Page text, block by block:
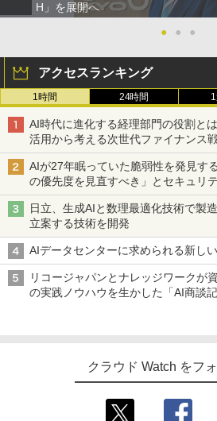
H」を展開へ
●
● ●
アクセスランキング
1時間 24時間
AI時代に進化する経理部門の役割と
活用から考える次世代ファイナンス
AIが27年眠っていた脆弱性を発見
の優先度を見直すべき」とセキュリ
日立、生成AIと数理最適化技術で製
立案する技術を開発
AIデータセンターに求められる新し
リコージャパンとナレッジワークが
の実践ノウハウを生かした「AI商談
クラウド Watch をフ